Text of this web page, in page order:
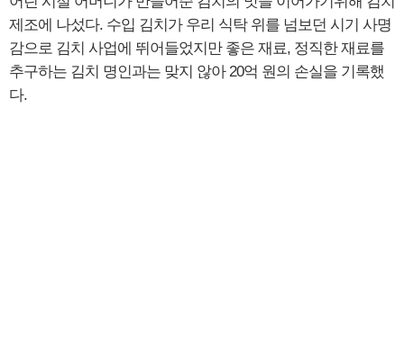
제조에 나섰다. 수입 김치가 우리 식탁 위를 넘보던 시기 사명
감으로 김치 사업에 뛰어들었지만 좋은 재료, 정직한 재료를
추구하는 김치 명인과는 맞지 않아 20억 원의 손실을 기록했
다.